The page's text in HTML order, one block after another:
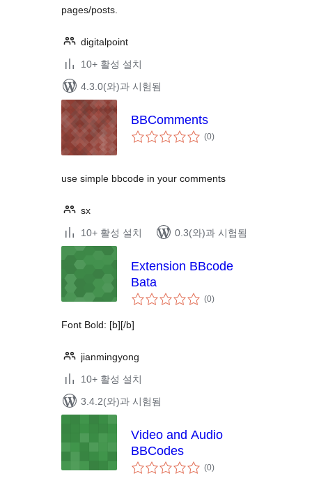
pages/posts.
digitalpoint
10+ 활성 설치
4.3.0(와)과 시험됨
BBComments
(0전
체)
use simple bbcode in your comments
sx
10+ 활성 설치
0.3(와)과 시험됨
Extension BBcode
Bata
(0전
체)
Font Bold: [b][/b]
jianmingyong
10+ 활성 설치
3.4.2(와)과 시험됨
Video and Audio
BBCodes
(0전
체)